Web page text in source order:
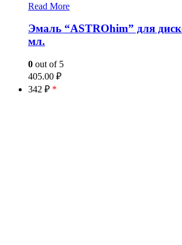
Read More
Эмаль “ASTROhim” для
мл.
0 out of 5
405.00 ₽
342 ₽ *